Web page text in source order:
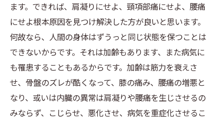
ます。できれば、肩凝りにせよ、頸項部痛にせよ、腰痛
にせよ根本原因を見つけ解決した方が良いと思います。
何故なら、人間の身体はずうっと同じ状態を保つことは
できないからです。それは加齢もあります、また病気に
も罹患することもあるからです。加齢は筋力を衰えさ
せ、骨盤のズレが酷くなって、膝の痛み、腰痛の増悪と
なり、或いは内臓の異常は肩凝りや腰痛を生じさせるの
みならず、こじらせ、悪化させ、病気を重症化させるこ